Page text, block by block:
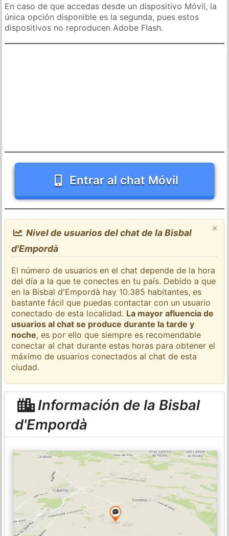
En caso de que accedas desde un dispositivo Móvil, la
única opción disponible es la segunda, pues estos
dispositivos no reproducen Adobe Flash.
Entrar al chat Móvil
×
Nivel de usuarios del chat de la Bisbal
d'Empordà
El número de usuarios en el chat depende de la hora
del día a la que te conectes en tu país. Debido a que
en la Bisbal d'Empordà hay 10.385 habitantes, es
bastante fácil que puedas contactar con un usuario
conectado de esta localidad. La mayor afluencia de
usuarios al chat se produce durante la tarde y
noche, es por ello que siempre es recomendable
conectar al chat durante estas horas para obtener el
máximo de usuarios conectados al chat de esta
ciudad.
Información de la Bisbal
d'Empordà